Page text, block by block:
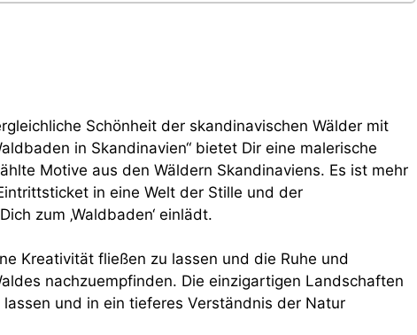
Schönheit der skandinavischen Wälder mit
in Skandinavien“ bietet Dir eine malerische
Motive aus den Wäldern Skandinaviens. Es ist mehr
in eine Welt der Stille und der
zum ‚Waldbaden‘ einlädt.
Kreativität fließen zu lassen und die Ruhe und
nachzuempfinden. Die einzigartigen Landschaften
und in ein tieferes Verständnis der Natur